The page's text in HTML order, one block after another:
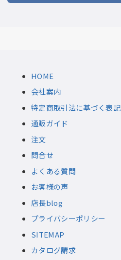
HOME
会社案内
特定商取引法に基づく表記
通販ガイド
注文
問合せ
よくある質問
お客様の声
店長blog
プライバシーポリシー
SITEMAP
カタログ請求